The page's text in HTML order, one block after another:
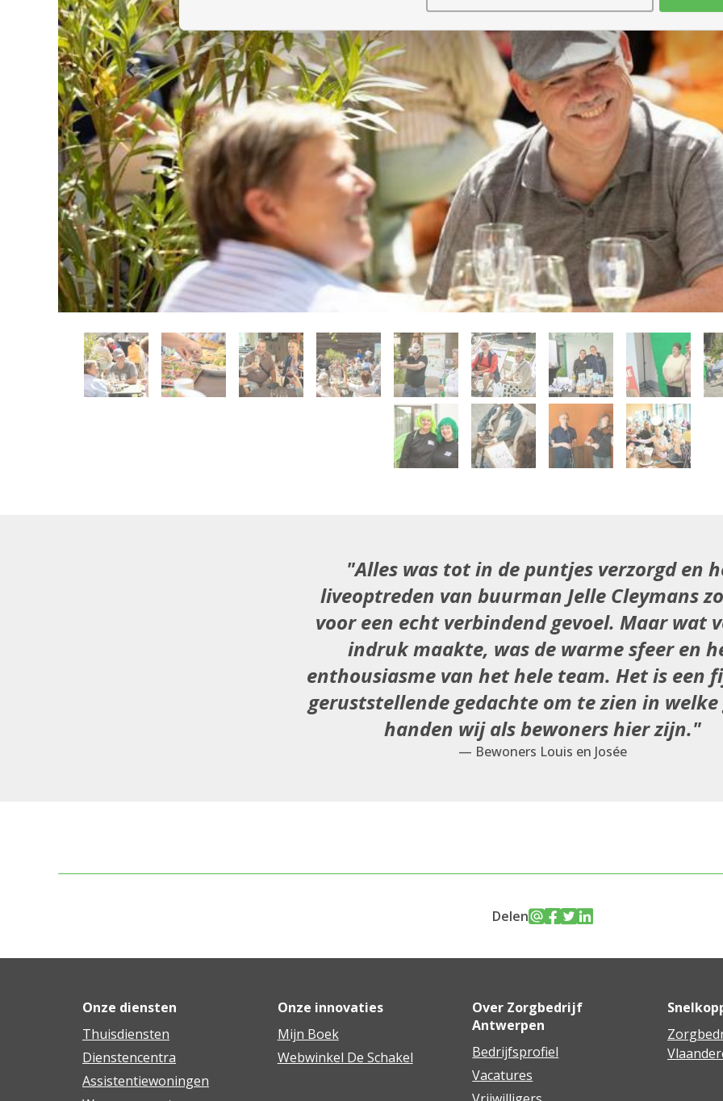
Previous
Alles was tot in de puntjes verzorgd en
liveoptreden van buurman Jelle Cleymans
voor een echt verbindend gevoel. Maar wat
indruk maakte, was de warme sfeer en
enthousiasme van het hele team. Het is een
geruststellende gedachte om te zien in welke
handen wij als bewoners hier zijn.
— Bewoners Louis en Josée
Delen
Onze diensten
Thuisdiensten
Dienstencentra
Assistentiewoningen
Onze innovaties
Mijn Boek
Webwinkel De Schakel
Over Zorgbedrijf
Antwerpen
Bedrijfsprofiel
Vacatures